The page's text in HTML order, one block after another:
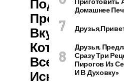
Подборкой
Простых И
Вкусных
Которые
Все Без
Исключения.
Домашнее
Друзья,
Сразу Три
Пирогов Из
И В Духовку»